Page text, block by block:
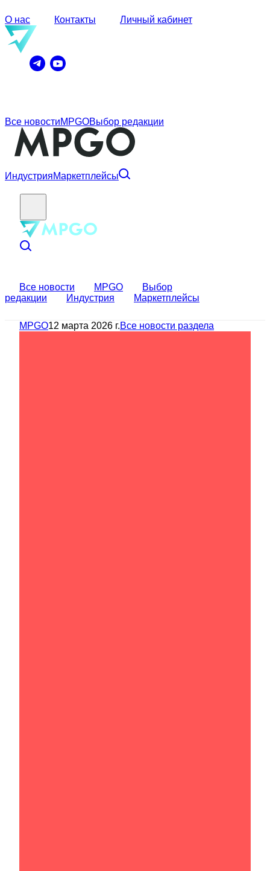
О нас Контакты Личный кабинет
Все новостиMPGOВыбор редакции
ИндустрияМаркетплейсы
Все новости MPGO
Выбор
редакции
Индустрия Маркетплейсы
MPGO12 марта 2026 г.Все новости раздела